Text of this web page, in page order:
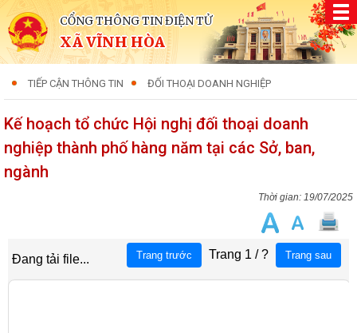
CỔNG THÔNG TIN ĐIỆN TỬ
XÃ VĨNH HÒA
TIẾP CẬN THÔNG TIN ĐỐI THOẠI DOANH NGHIỆP
Kế hoạch tổ chức Hội nghị đối thoại doanh
nghiệp thành phố hàng năm tại các Sở, ban,
ngành
19/07/2025